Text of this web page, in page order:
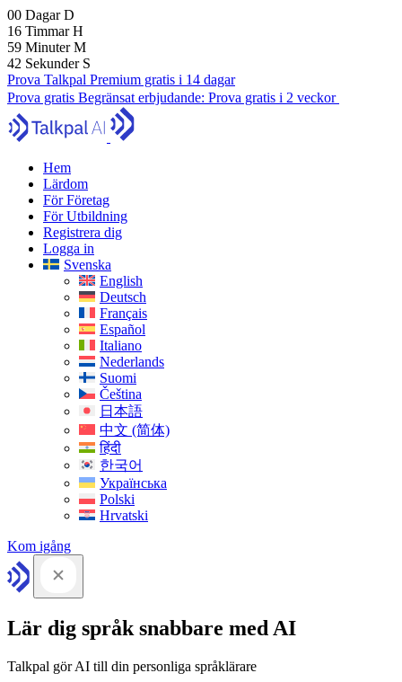
00 DagarD
16 TimmarH
59 MinuterM
41 Sekunder S
Prova Talkpal Premium gratis i 14 dagar
Prova gratis Begränsat erbjudande: Prova gratis i 2 veckor
Hem
Lärdom
För Företag
För Utbildning
Registrera dig
Logga in
Svenska
English
Deutsch
Français
Español
Italiano
Nederlands
Suomi
Čeština
日本語
中文 (简体)
हिंदी
한국어
Українська
Polski
Hrvatski
Kom igång
Lär dig språk snabbare med AI
Talkpal gör AI till din personliga språklärare